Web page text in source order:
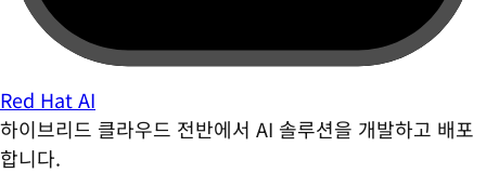
Red Hat AI
하이브리드 클라우드 전반에서 AI 솔루션을 개발하고 배포
합니다.